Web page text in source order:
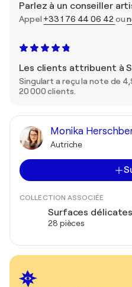
Parlez à un conseiller
Appel +33 1 76 44 06 42 ou
Les clients attribuent à
Singulart a reçu la note de
20 000 clients.
Monika
Autriche
COLLECTION ASSOCIÉE
Surfaces délicates
28 pièces